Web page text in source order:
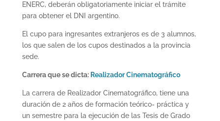
ENERC, deberán obligatoriamente iniciar el trámite
para obtener el DNI argentino.
El cupo para ingresantes extranjeros es de 3 alumnos,
los que salen de los cupos destinados a la provincia
sede.
Carrera que se dicta: Realizador Cinematográfico
La carrera de Realizador Cinematográfico, tiene una
duración de 2 años de formación teórico- práctica y
un semestre para la ejecución de las Tesis de Grado